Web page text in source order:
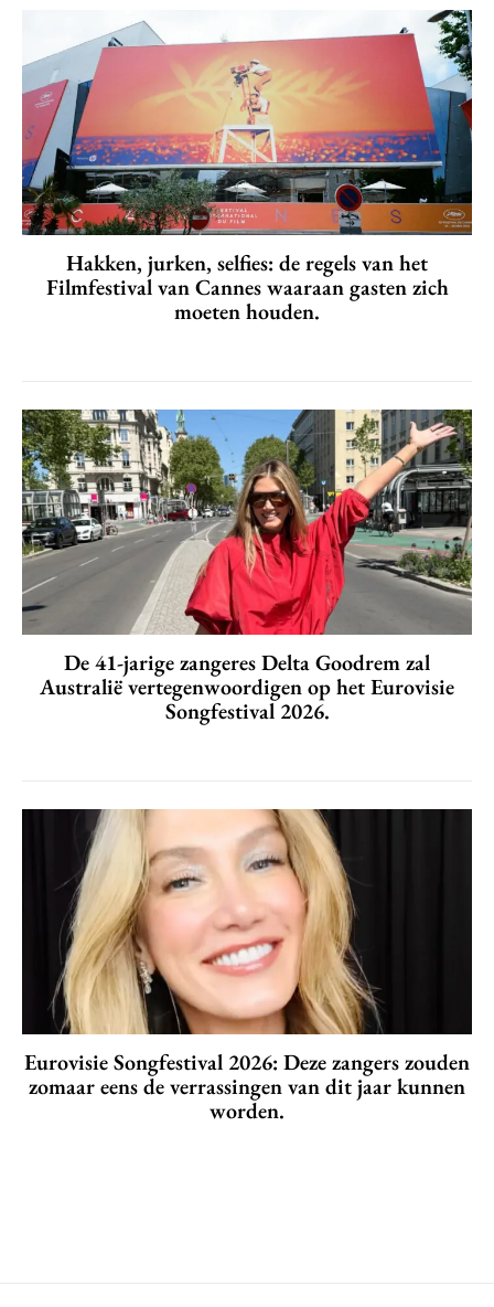
Hakken, jurken, selfies: de regels van het
Filmfestival van Cannes waaraan gasten zich
moeten houden.
De 41-jarige zangeres Delta Goodrem zal
Australië vertegenwoordigen op het Eurovisie
Songfestival 2026.
Eurovisie Songfestival 2026: Deze zangers zouden
zomaar eens de verrassingen van dit jaar kunnen
worden.